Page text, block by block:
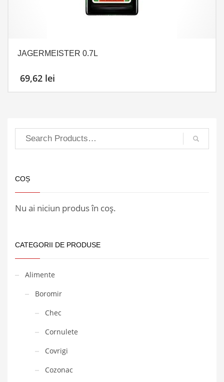
JAGERMEISTER 0.7L
69,62 lei
COȘ
Nu ai niciun produs în coș.
CATEGORII DE PRODUSE
Alimente
Boromir
Chec
Cornulete
Covrigi
Cozonac